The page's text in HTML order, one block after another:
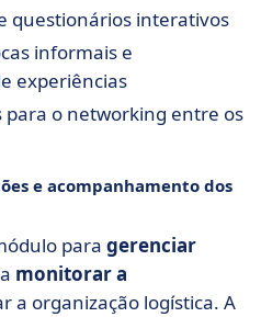
questionários interativos
informais e
experiências
o networking entre os
e acompanhamento dos
para gerenciar
monitorar a
a organização logística. A